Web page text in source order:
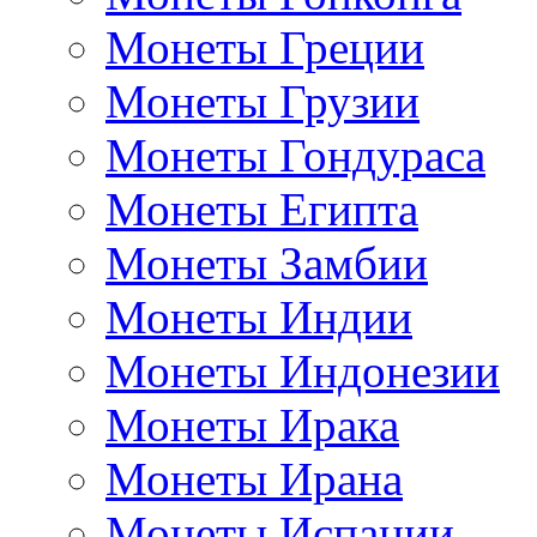
Монеты Греции
Монеты Грузии
Монеты Гондураса
Монеты Египта
Монеты Замбии
Монеты Индии
Монеты Индонезии
Монеты Ирака
Монеты Ирана